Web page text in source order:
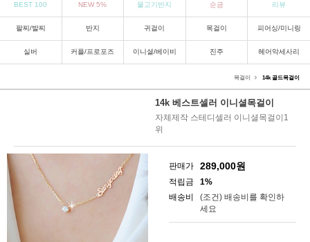
BEST 100 NEW 5% 물고기반지 순금 리뷰
팔찌/발찌 반지 귀걸이 목걸이 피어싱/미니링
실버 커플/프로포즈 이니셜/베이비 진주 헤어악세사리
목걸이 14k 골드목걸이
14k 베스트셀러 이니셜목걸이
자체제작 스테디셀러 이니셜목걸이1
위
판매가 289,000원
적립금
1%
배송비
(조건) 배송비를 확인하
세요